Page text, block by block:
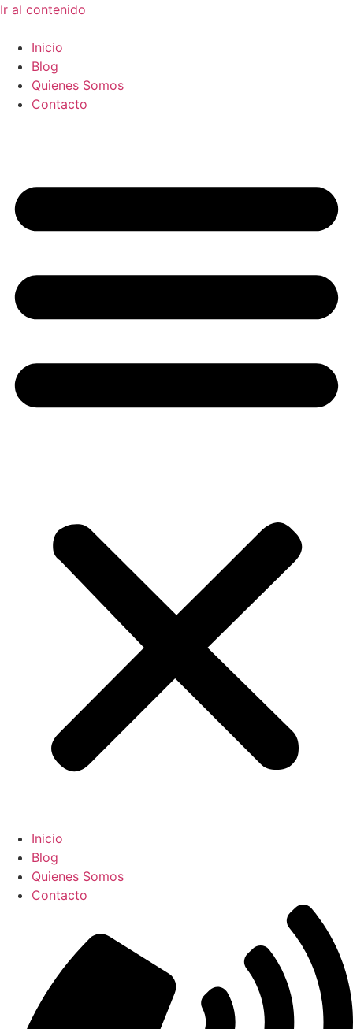
Ir al contenido
Inicio
Blog
Quienes Somos
Contacto
Inicio
Blog
Quienes Somos
Contacto